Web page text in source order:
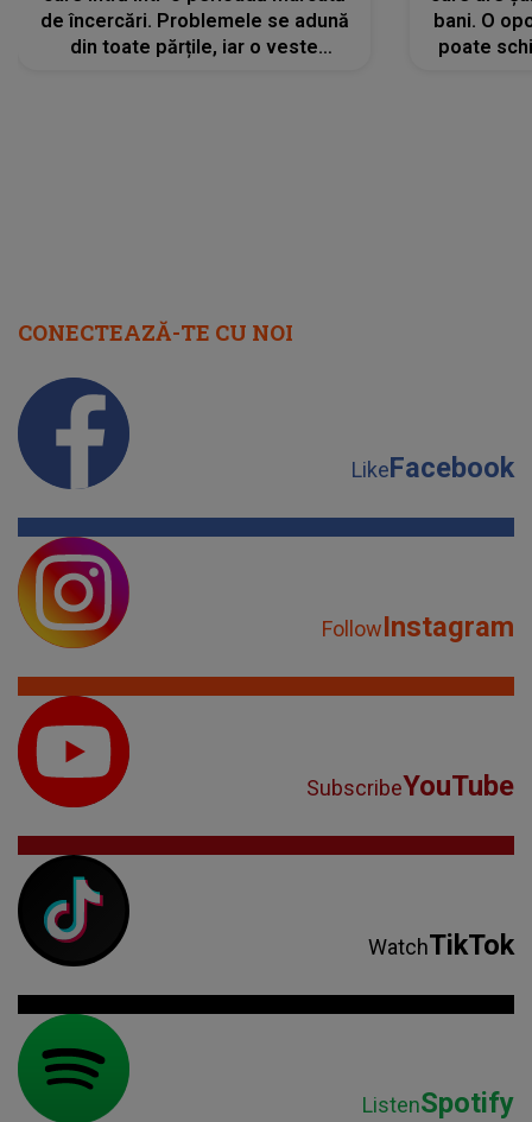
de încercări. Problemele se adună
din toate părțile, iar o veste
bani. O
poate
CONECTEAZĂ-TE CU NOI
LikeFacebook
FollowInstagram
SubscribeYouTube
WatchTikTok
ListenSpotify